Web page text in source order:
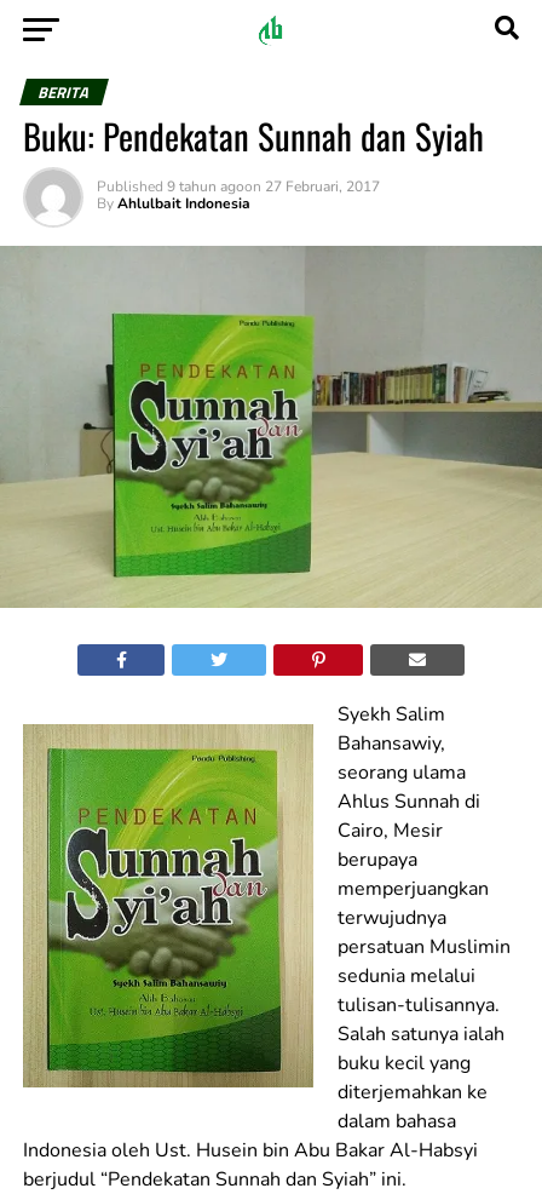
BERITA
Buku: Pendekatan Sunnah dan Syiah
Published 9 tahun agoon 27 Februari, 2017
By Ahlulbait Indonesia
Syekh Salim
Bahansawiy,
seorang ulama
Ahlus Sunnah di
Cairo, Mesir
berupaya
memperjuangkan
terwujudnya
persatuan Muslimin
sedunia melalui
tulisan-tulisannya.
Salah satunya ialah
buku kecil yang
diterjemahkan ke
dalam bahasa
Indonesia oleh Ust. Husein bin Abu Bakar Al-Habsyi
berjudul “Pendekatan Sunnah dan Syiah” ini.